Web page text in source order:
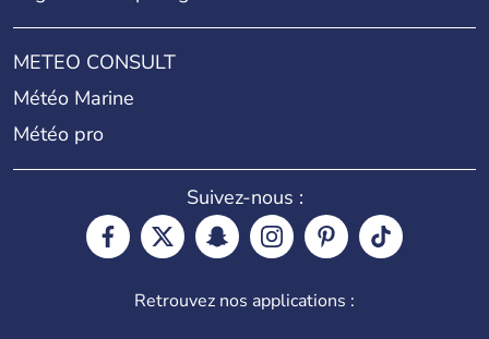
METEO CONSULT
Météo Marine
Météo pro
Suivez-nous :
Retrouvez nos applications :